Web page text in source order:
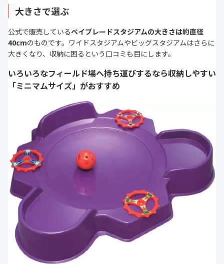
大きさで選ぶ
公式で販売しているベイブレードスタジアムの大きさは約直径
40cmのものです。ワイドスタジアムやビッグスタジアムはさらに
大きくなり、収納に困るという口コミも目にします。
いろいろなフィールド場へ持ち運びするなら収納しやすい
「ミニマムサイズ」がおすすめ